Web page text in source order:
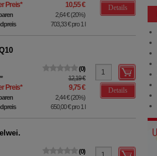
Preis* 10,55 €
2,64 €(20%)
703,33 €pro 1 l
Details
0
12,19 €
Preis* 9,75 €
2,44 €(20%)
650,00 €pro 1 l
Details
0